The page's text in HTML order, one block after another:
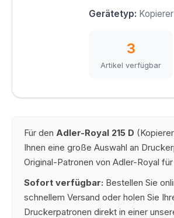
Gerätetyp: Kopierer
3
Artikel verfügbar
Für den Adler-Royal 215 D
Ihnen eine große Auswahl an
Original-Patronen von Adler-Royal
Sofort verfügbar: Bestellen Sie
schnellem Versand oder holen Sie
Druckerpatronen direkt in einer